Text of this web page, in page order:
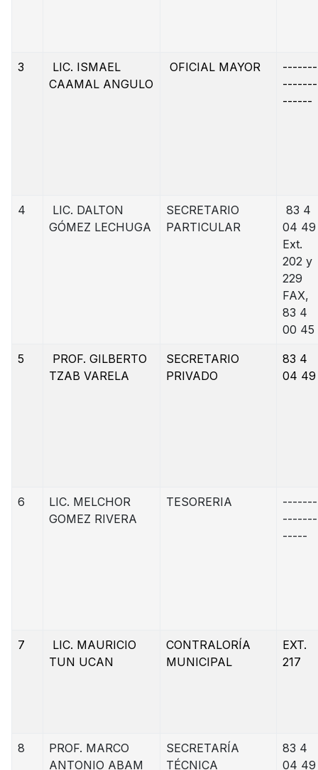
3
LIC. ISMAEL
CAAMAL ANGULO
OFICIAL MAYOR
-------
-------
------
4
LIC. DALTON
GÓMEZ LECHUGA
SECRETARIO
PARTICULAR
83 4
04 49
Ext.
202 y
229
FAX,
83 4
00 45
5
PROF. GILBERTO
TZAB VARELA
SECRETARIO
PRIVADO
83 4
04 49
6
LIC. MELCHOR
GOMEZ RIVERA
TESORERIA
-------
-------
-----
7
LIC. MAURICIO
TUN UCAN
CONTRALORÍA
MUNICIPAL
EXT.
217
8
PROF. MARCO
ANTONIO ABAM
SECRETARÍA
TÉCNICA
83 4
04 49